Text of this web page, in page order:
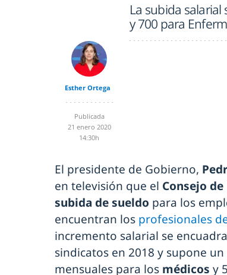
La subida
y 700 para
Esther Ortega
Publicada
21 enero 2020
14:30h
El presidente de Gobierno,
en televisión que el Consejo
subida de sueldo para los
encuentran los profesionales
incremento salarial se
sindicatos en 2018 y supone
mensuales para los médicos y